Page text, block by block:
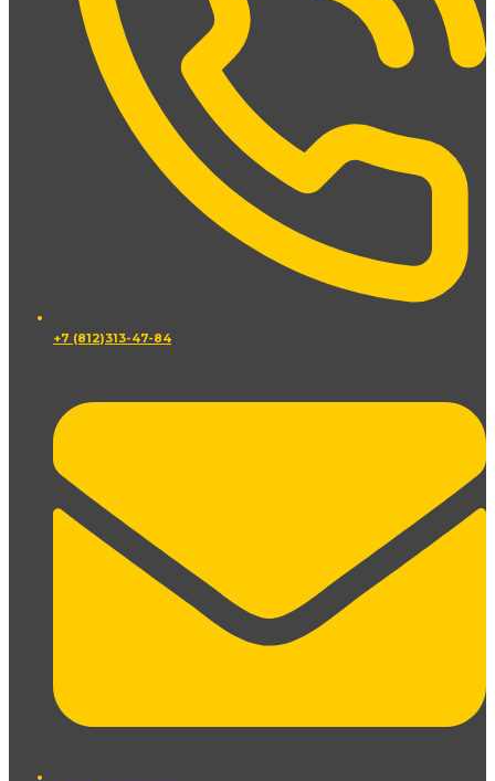
+7 (812)313-47-84